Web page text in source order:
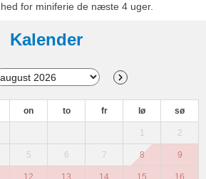
for miniferie de næste 4 uger.
Kalender
on to fr lø sø
1 2
5 6 7 8 9